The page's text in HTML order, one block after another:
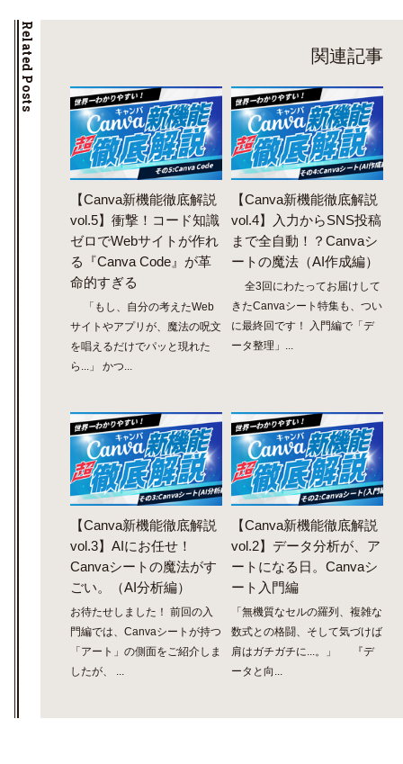
Related Posts 関連記事
【Canva新機能徹底解説
vol.5】衝撃！コード知識
ゼロでWebサイトが作れ
る『Canva Code』が革
命的すぎる
「もし、自分の考えたWeb
サイトやアプリが、魔法の呪文
を唱えるだけでパッと現れた
ら...」 かつ...
【Canva新機能徹底解説
vol.4】入力からSNS投稿
まで全自動！？Canvaシ
ートの魔法（AI作成編）
全3回にわたってお届けして
きたCanvaシート特集も、つい
に最終回です！ 入門編で「デ
ータ整理」...
【Canva新機能徹底解説
vol.3】AIにお任せ！
Canvaシートの魔法がす
ごい。（AI分析編）
お待たせしました！ 前回の入
門編では、Canvaシートが持つ
「アート」の側面をご紹介しま
したが、 ...
【Canva新機能徹底解説
vol.2】データ分析が、ア
ートになる日。Canvaシ
ート入門編
「無機質なセルの羅列、複雑な
数式との格闘、そして気づけば
肩はガチガチに...。」 『デ
ータと向...